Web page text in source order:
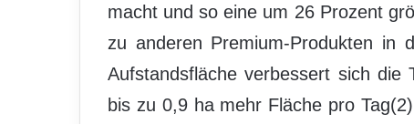
macht und so eine um 26 Prozent
zu anderen Premium-Produkten in
Aufstandsfläche verbessert sich
bis zu 0,9 ha mehr Fläche pro